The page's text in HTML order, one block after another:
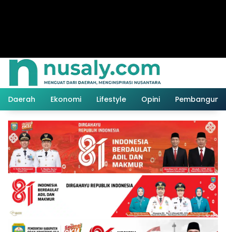
Daerah Ekonomi Lifestyle Opini